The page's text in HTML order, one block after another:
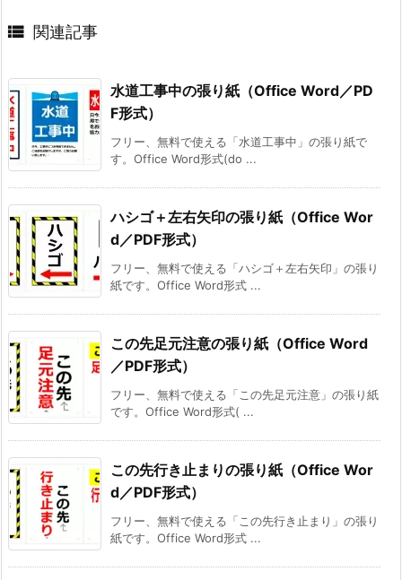
 関連記事
水道工事中の張り紙（Office Word／PD
F形式）
フリー、無料で使える「水道工事中」の張り紙で
す。Office Word形式(do ...
ハシゴ＋左右矢印の張り紙（Office Wor
d／PDF形式）
フリー、無料で使える「ハシゴ＋左右矢印」の張り
紙です。Office Word形式 ...
この先足元注意の張り紙（Office Word
／PDF形式）
フリー、無料で使える「この先足元注意」の張り紙
です。Office Word形式( ...
この先行き止まりの張り紙（Office Wor
d／PDF形式）
フリー、無料で使える「この先行き止まり」の張り
紙です。Office Word形式 ...